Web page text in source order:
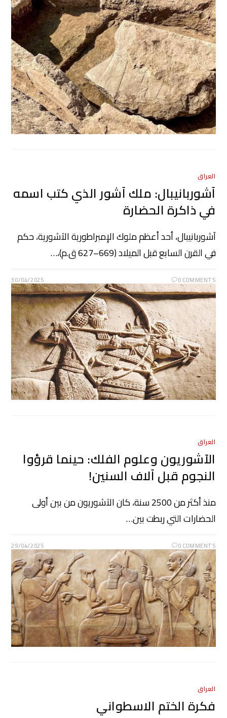
العراق
آشوربانيبال: ملك آشور الذي كتب اسمه
في ذاكرة الحضارة
آشوربانيبال، أحد أعظم ملوك الإمبراطورية الآشورية، حكم
في القرن السابع قبل الميلاد (669–627 ق.م)،…
0 COMMENTS
30/04/2025
العراق
الآشوريون وعلوم الفلك: حينما قرؤوا
النجوم قبل آلاف السنين!
منذ أكثر من 2500 سنة، كان الآشوريون من بين أولى
الحضارات التي ربطت بين…
0 COMMENTS
29/04/2025
العراق
فكرة الختم الاسطواني